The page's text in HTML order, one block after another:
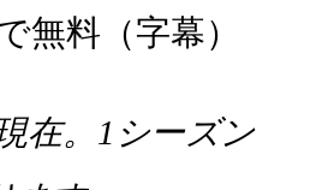
無料（字幕）
在。1シーズン